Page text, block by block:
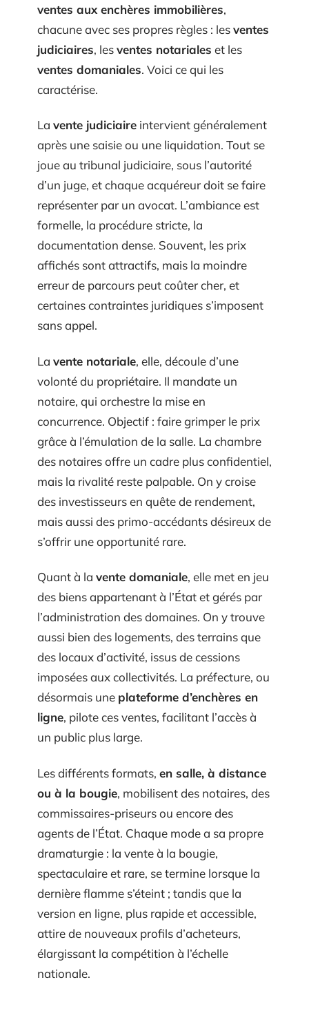
ventes aux enchères immobilières,
chacune avec ses propres règles : lesventes
judiciaires, lesventes notariales et les
ventes domaniales. Voici ce qui les
caractérise.
La vente judiciaire intervient généralement
après une saisie ou une liquidation. Tout se
joue au tribunal judiciaire, sous l’autorité
d’un juge, et chaque acquéreur doit se faire
représenter par un avocat. L’ambiance est
formelle, la procédure stricte, la
documentation dense. Souvent, les prix
affichés sont attractifs, mais la moindre
erreur de parcours peut coûter cher, et
certaines contraintes juridiques s’imposent
sans appel.
La vente notariale, elle, découle d’une
volonté du propriétaire. Il mandate un
notaire, qui orchestre la mise en
concurrence. Objectif : faire grimper le prix
grâce à l’émulation de la salle. La chambre
des notaires offre un cadre plus confidentiel,
mais la rivalité reste palpable. On y croise
des investisseurs en quête de rendement,
mais aussi des primo-accédants désireux de
s’offrir une opportunité rare.
Quant à la vente domaniale, elle met en jeu
des biens appartenant à l’État et gérés par
l’administration des domaines. On y trouve
aussi bien des logements, des terrains que
des locaux d’activité, issus de cessions
imposées aux collectivités. La préfecture, ou
désormais une plateforme d’enchères en
ligne, pilote ces ventes, facilitant l’accès à
un public plus large.
Les différents formats, en salle, à distance
ou à la bougie, mobilisent des notaires, des
commissaires-priseurs ou encore des
agents de l’État. Chaque mode a sa propre
dramaturgie : la vente à la bougie,
spectaculaire et rare, se termine lorsque la
dernière flamme s’éteint ; tandis que la
version en ligne, plus rapide et accessible,
attire de nouveaux profils d’acheteurs,
élargissant la compétition à l’échelle
nationale.